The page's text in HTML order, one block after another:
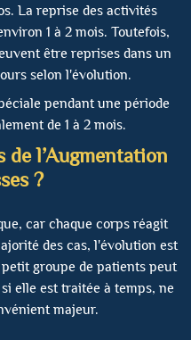
La reprise des activités
1 à 2 mois. Toutefois,
être reprises dans un
selon l'évolution.
pendant une période
de 1 à 2 mois.
de l’Augmentation
?
car chaque corps réagit
des cas, l'évolution est
groupe de patients peut
elle est traitée à temps, ne
majeur.